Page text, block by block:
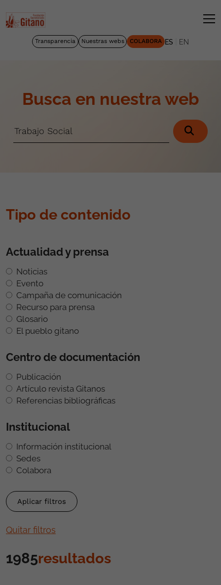
Transparencia Nuestras webs COLABORA ES EN
Busca en nuestra web
Tipo de contenido
Actualidad y prensa
Noticias
Evento
Campaña de comunicación
Recurso para prensa
Glosario
El pueblo gitano
Centro de documentación
Publicación
Artículo revista Gitanos
Referencias bibliográficas
Institucional
Información institucional
Sedes
Colabora
Quitar filtros
1985resultados